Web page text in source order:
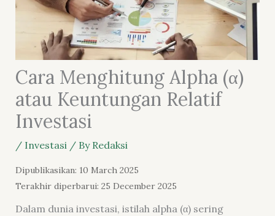
Cara Menghitung Alpha (α)
atau Keuntungan Relatif
Investasi
/ Investasi/ By Redaksi
Dipublikasikan: 10 March 2025
Terakhir diperbarui: 25 December 2025
Dalam dunia investasi, istilah alpha (α) sering